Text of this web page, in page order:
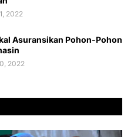
2022
Asuransikan Pohon-Pohon
2022